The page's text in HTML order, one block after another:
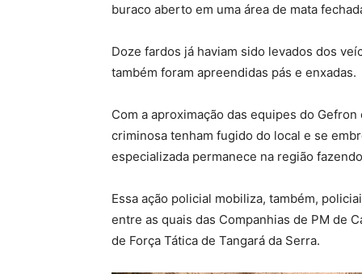
buraco aberto em uma área de mata
Doze fardos já haviam sido levados dos
também foram apreendidas pás e enxadas.
Com a aproximação das equipes do
criminosa tenham fugido do local e se
especializada permanece na região
Essa ação policial mobiliza, também,
entre as quais das Companhias de PM de
de Força Tática de Tangará da Serra.